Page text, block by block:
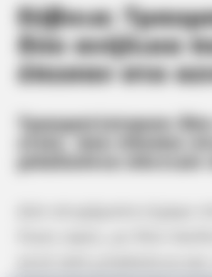
Εύβοια:
δύο ανήλικα
έπεσαν στο
Τραυματίστηκαν
ετών, που έπεσαν